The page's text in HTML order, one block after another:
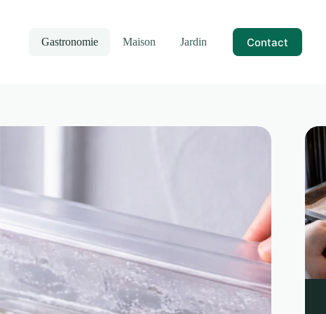
Gastronomie
Maison Jardin Contact